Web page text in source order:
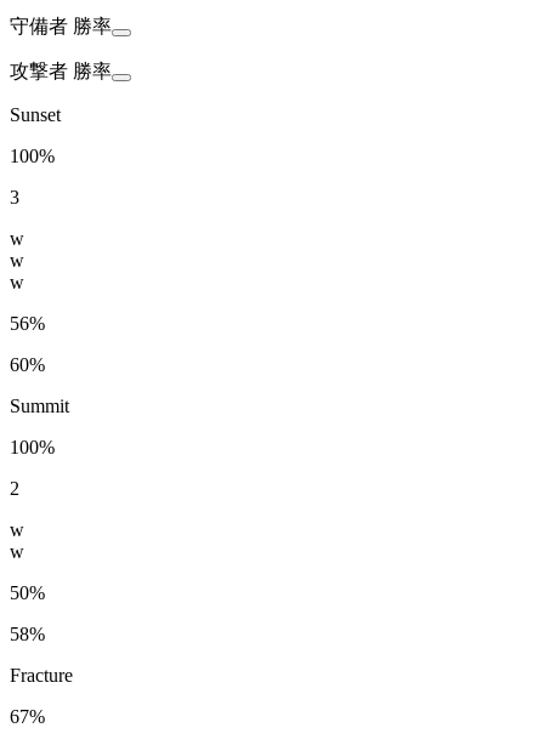
守備者 勝率
攻撃者 勝率
Sunset
100%
3
w
w
w
56%
60%
Summit
100%
2
w
w
50%
58%
Fracture
67%